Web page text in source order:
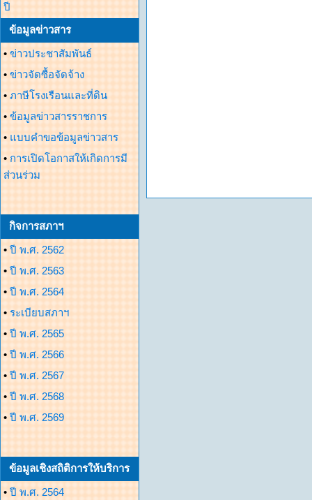
ปี
ข้อมูลข่าวสาร
• ข่าวประชาสัมพันธ์
• ข่าวจัดซื้อจัดจ้าง
• ภาษีโรงเรือนและที่ดิน
• ข้อมูลข่าวสารราชการ
• แบบคำขอข้อมูลข่าวสาร
• การเปิดโอกาสให้เกิดการมี
ส่วนร่วม
กิจการสภาฯ
• ปี พ.ศ. 2562
• ปี พ.ศ. 2563
• ปี พ.ศ. 2564
• ระเบียบสภาฯ
• ปี พ.ศ. 2565
• ปี พ.ศ. 2566
• ปี พ.ศ. 2567
• ปี พ.ศ. 2568
• ปี พ.ศ. 2569
ข้อมูลเชิงสถิติการให้บริการ
• ปี พ.ศ. 2564